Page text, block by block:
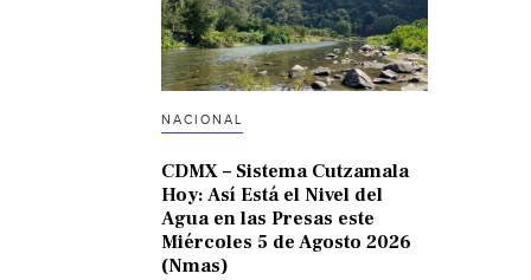
NACIONAL
CDMX – Sistema Cutzamala
Hoy: Así Está el Nivel del
Agua en las Presas este
Miércoles 5 de Agosto 2026
(Nmas)